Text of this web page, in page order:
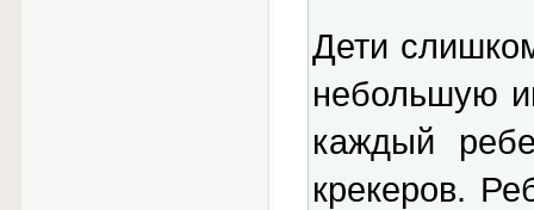
Дети
небольшую
каждый
крекеров.